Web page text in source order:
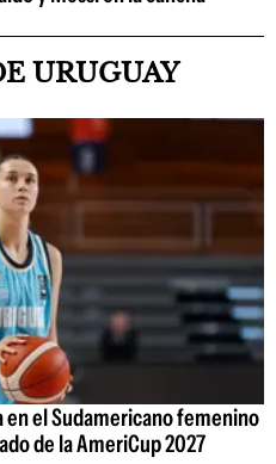
URUGUAY
el Sudamericano femenino
de la AmeriCup 2027